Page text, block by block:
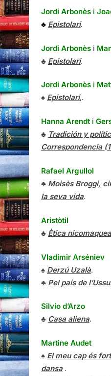
Jordi Arbonès i
♣ Epistolari.
Jordi Arbonès i
♣ Epistolari.
Jordi Arbonès i
♠ Epistolari,.
Hanna Arendt i
♣ Tradición y
Correspondencia
Rafael Argullol
♣ Moisès Broggi,
la seva vida.
Aristòtil
♣ Ètica nicomaquea
Vladímir Arséniev
♠ Derzú Uzalà.
♣ Pel país de
Silvio d’Arzo
♣ Casa aliena.
Martine Audet
♠ El meu cap és
dansa.